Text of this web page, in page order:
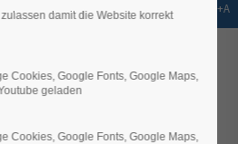
Mali
Lošinj - A1:
damit die Website korrekt
Cookies, Google Fonts, Google Maps,
geladen
Cookies, Google Fonts, Google Maps,
Shift+Alt+A